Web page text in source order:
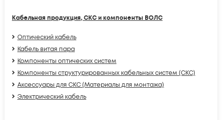
Кабельная продукция, СКС и компоненты ВОЛС
Оптический кабель
Кабель витая пара
Компоненты оптических систем
Компоненты структурированных кабельных систем (СКС)
Аксессуары для СКС (Материалы для монтажа)
Электрический кабель